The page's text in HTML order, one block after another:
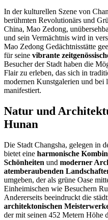
In der kulturellen Szene von
berühmten Revolutionärs und
China, Mao Zedong,
und sein Vermächtnis wird in
Mao Zedong Gedächtnisstätte
für seine vibrante
Besucher der Stadt haben die
Flair zu erleben, das sich in
modernen Kunstgalerien und bei
manifestiert.
Natur und
Hunan
Die Stadt Changsha, gelegen in
bietet eine harmonische
Schönheiten und moderner
atemberaubenden
umgeben, der als grüne Oase
Einheimischen wie Besuchern
Andererseits beeindruckt die
architektonischen
der mit seinen 452 Metern Höhe